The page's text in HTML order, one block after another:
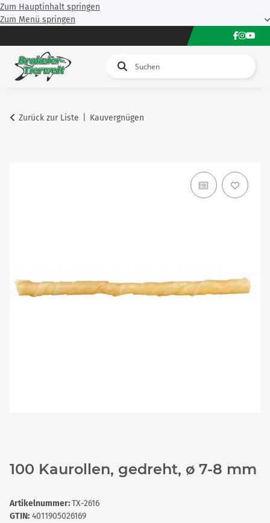
Zum Hauptinhalt springen
Zum Menü springen
Zurück zur Liste Kauvergnügen
100 Kaurollen, gedreht, ø 7-8 mm
Artikelnummer:TX-2616
GTIN: 4011905026169